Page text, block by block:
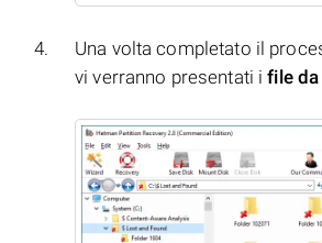
Una volta completato il
vi verranno presentati ifile